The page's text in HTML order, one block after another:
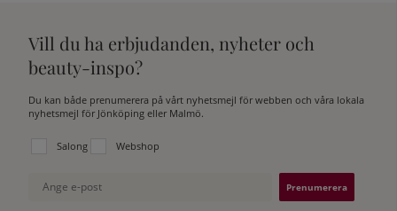
Vill du ha erbjudanden, nyheter och
beauty-inspo?
Du kan både prenumerera på vårt nyhetsmejl för webben och våra lokala
nyhetsmejl för Jönköping eller Malmö.
Välj vilken lista du vill prenumerera på:
Salong Webshop
Ange e-post